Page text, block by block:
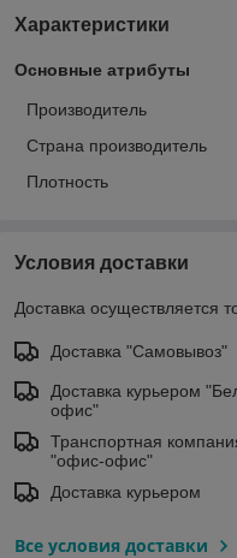
Характеристики
Основные атрибуты
Производитель
Страна производитель
Плотность
Условия доставки
Доставка осуществляется
Доставка "Самовывоз"
Доставка курьером
офис"
Транспортная
"офис-офис"
Доставка курьером
Все условия доставки